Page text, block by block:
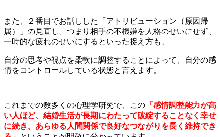
また、２番目でお話しした「アトリビューション（原因帰
属）」の見直し、つまり相手の不機嫌を人格のせいにせず、
一時的な疲れのせいにするといった捉え方も、
自分の思考や視点を柔軟に調整することによって、自分の感
情をコントロールしている状態と言えます。
これまでの数多くの心理学研究で、この 「感情調整能力が高
い人ほど、結婚生活が長期にわたって破綻することなく幸せ
に続き、あらゆる人間関係で良好なつながりを長く維持でき